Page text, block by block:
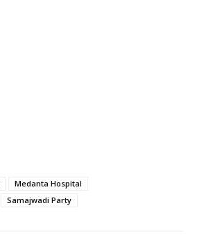
Medanta Hospital
Samajwadi Party